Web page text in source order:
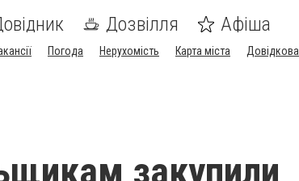
Дозвілля Афіша
Погода Нерухомість Карта міста Довідкова
закупили